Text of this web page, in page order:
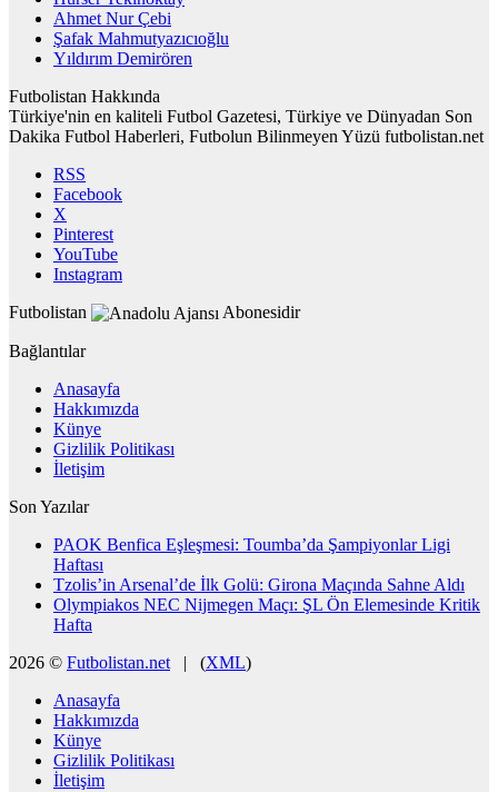
Ahmet Nur Çebi
Şafak Mahmutyazıcıoğlu
Yıldırım Demirören
Futbolistan Hakkında
Türkiye'nin en kaliteli Futbol Gazetesi, Türkiye ve Dünyadan Son
Dakika Futbol Haberleri, Futbolun Bilinmeyen Yüzü futbolistan.net
RSS
Facebook
X
Pinterest
YouTube
Instagram
Futbolistan
Abonesidir
Bağlantılar
Anasayfa
Hakkımızda
Künye
Gizlilik Politikası
İletişim
Son Yazılar
PAOK Benfica Eşleşmesi: Toumba’da Şampiyonlar Ligi
Haftası
Tzolis’in Arsenal’de İlk Golü: Girona Maçında Sahne Aldı
Olympiakos NEC Nijmegen Maçı: ŞL Ön Elemesinde Kritik
Hafta
2026 © Futbolistan.net | (XML)
Anasayfa
Hakkımızda
Künye
Gizlilik Politikası
İletişim